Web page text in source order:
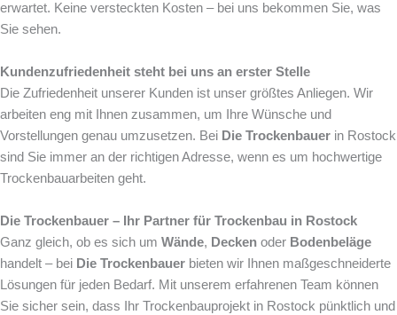
erwartet. Keine versteckten Kosten – bei uns bekommen Sie, was
Sie sehen.
Kundenzufriedenheit steht bei uns an erster Stelle
Die Zufriedenheit unserer Kunden ist unser größtes Anliegen. Wir
arbeiten eng mit Ihnen zusammen, um Ihre Wünsche und
Vorstellungen genau umzusetzen. Bei Die Trockenbauer in Rostock
sind Sie immer an der richtigen Adresse, wenn es um hochwertige
Trockenbauarbeiten geht.
Die Trockenbauer – Ihr Partner für Trockenbau in Rostock
Ganz gleich, ob es sich um Wände, Decken oder Bodenbeläge
handelt – bei Die Trockenbauer bieten wir Ihnen maßgeschneiderte
Lösungen für jeden Bedarf. Mit unserem erfahrenen Team können
Sie sicher sein, dass Ihr Trockenbauprojekt in Rostock pünktlich und